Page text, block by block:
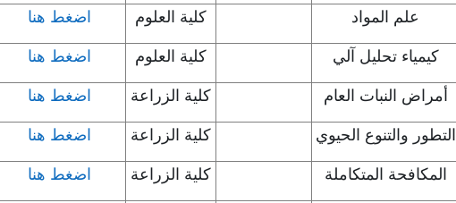
علم المواد كلية العلوم اضغط هنا
كيمياء تحليل آلي كلية العلوم اضغط هنا
أمراض النبات العام كلية الزراعة اضغط هنا
التطور والتنوع الحيوي كلية الزراعة اضغط هنا
المكافحة المتكاملة كلية الزراعة اضغط هنا